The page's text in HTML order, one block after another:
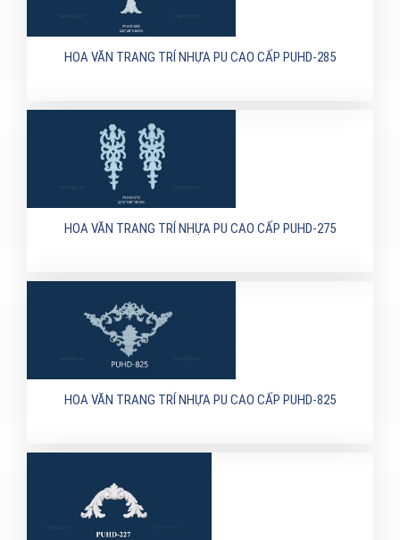
HOA VĂN TRANG TRÍ NHỰA PU CAO CẤP PUHD-285
HOA VĂN TRANG TRÍ NHỰA PU CAO CẤP PUHD-275
HOA VĂN TRANG TRÍ NHỰA PU CAO CẤP PUHD-825